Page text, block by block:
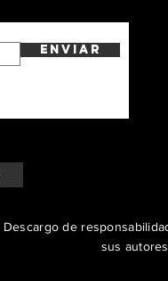
Enviar
Descargo de
sus